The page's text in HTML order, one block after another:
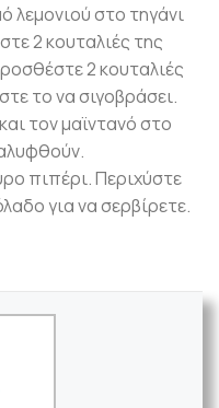
λεμονιού στο τηγάνι
2 κουταλιές της
2 κουταλιές
το να σιγοβράσει.
τον μαϊντανό στο
πιπέρι. Περιχύστε
για να σερβίρετε.